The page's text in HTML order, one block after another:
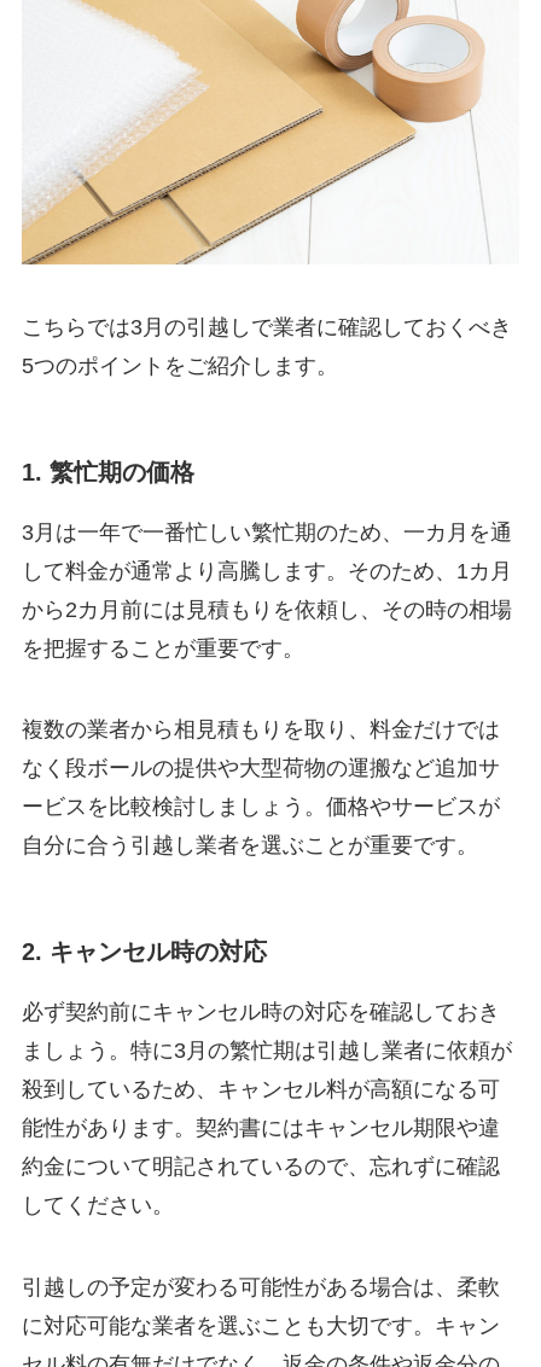
こちらでは3月の引越しで業者に確認しておくべき
5つのポイントをご紹介します。
1. 繁忙期の価格
3月は一年で一番忙しい繁忙期のため、一カ月を通
して料金が通常より高騰します。そのため、1カ月
から2カ月前には見積もりを依頼し、その時の相場
を把握することが重要です。
複数の業者から相見積もりを取り、料金だけでは
なく段ボールの提供や大型荷物の運搬など追加サ
ービスを比較検討しましょう。価格やサービスが
自分に合う引越し業者を選ぶことが重要です。
2. キャンセル時の対応
必ず契約前にキャンセル時の対応を確認しておき
ましょう。特に3月の繁忙期は引越し業者に依頼が
殺到しているため、キャンセル料が高額になる可
能性があります。契約書にはキャンセル期限や違
約金について明記されているので、忘れずに確認
してください。
引越しの予定が変わる可能性がある場合は、柔軟
に対応可能な業者を選ぶことも大切です。キャン